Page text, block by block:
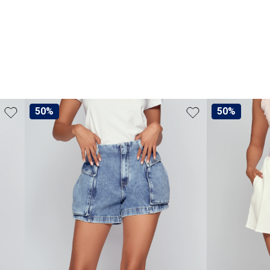
50% 50%